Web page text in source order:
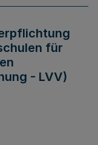
für
- LVV)